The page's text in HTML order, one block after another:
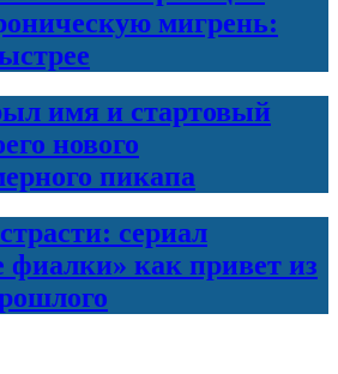
мигрень:
имя и стартовый
нового
пикапа
сериал
фиалки» как привет из